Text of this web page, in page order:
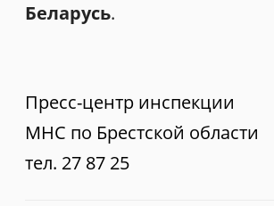
Беларусь.
Пресс-центр инспекции
МНС по Брестской области
тел. 27 87 25